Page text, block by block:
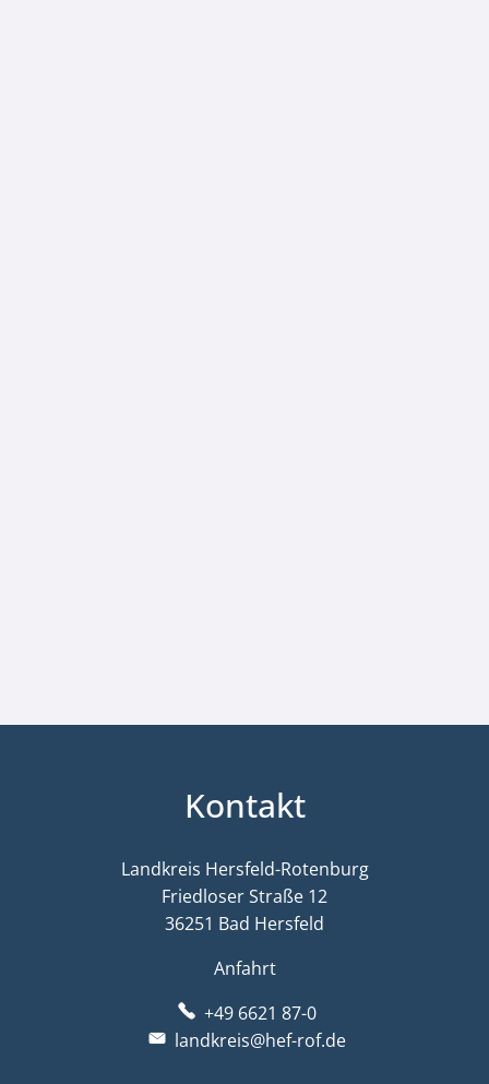
Kontakt
Landkreis Hersfeld-Rotenburg
Friedloser Straße 12
36251 Bad Hersfeld
Anfahrt
+49 6621 87-0
landkreis@hef-rof.de